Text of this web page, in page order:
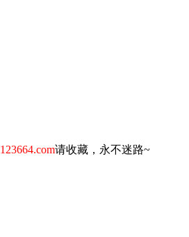
123664.com请收藏，永不迷路~